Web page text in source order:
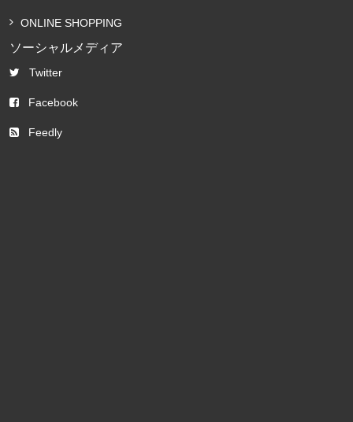
ONLINE SHOPPING
ソーシャルメディア
Twitter
Facebook
Feedly